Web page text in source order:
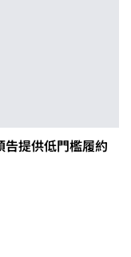
提供低門檻履約